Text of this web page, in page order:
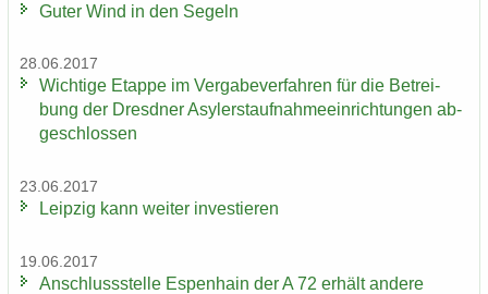
Guter Wind in den Se­geln
28.06.2017
Wich­ti­ge Etap­pe im Ver­ga­be­ver­fah­ren für die Be­trei­
bung der Dresd­ner Asy­ler­st­auf­nah­me­ein­rich­tun­gen ab­
ge­schlos­sen
23.06.2017
Leip­zig kann wei­ter in­ves­tie­ren
19.06.2017
An­schluss­stel­le Es­pen­hain der A 72 er­hält an­de­re